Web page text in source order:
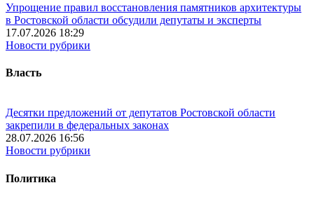
Упрощение правил восстановления памятников архитектуры
в Ростовской области обсудили депутаты и эксперты
17.07.2026 18:29
Новости рубрики
Власть
Десятки предложений от депутатов Ростовской области
закрепили в федеральных законах
28.07.2026 16:56
Новости рубрики
Политика